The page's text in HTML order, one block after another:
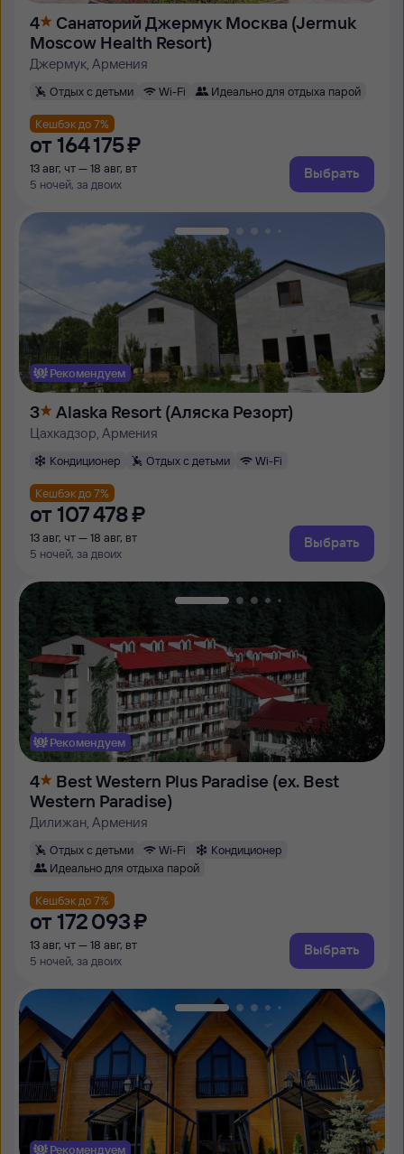
4
Санаторий Джермук Москва (Jermuk
Moscow Health Resort)
Джермук, Армения
Отдых с детьми Wi-Fi Идеально для отдыха парой
Кешбэк до 7%
от 164 ⁠175 ⁠₽
13 авг, чт — 18 авг, вт
5 ночей, за двоих
Выбрать
Рекомендуем
3 Alaska Resort (Аляска Резорт)
Цахкадзор, Армения
Кондиционер Отдых с детьми Wi-Fi
Кешбэк до 7%
от 107 ⁠478 ⁠₽
13 авг, чт — 18 авг, вт
5 ночей, за двоих
Выбрать
Рекомендуем
4
Best Western Plus Paradise (ex. Best
Western Paradise)
Дилижан, Армения
Отдых с детьми Wi-Fi
Кондиционер
Идеально для отдыха парой
Кешбэк до 7%
от 172 ⁠093 ⁠₽
13 авг, чт — 18 авг, вт
5 ночей, за двоих
Выбрать
Рекомендуем